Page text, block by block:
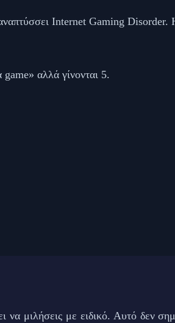
Internet Gaming Disorder.
αλλά γίνονται 5.
να μιλήσεις με ειδικό. Αυτό δεν